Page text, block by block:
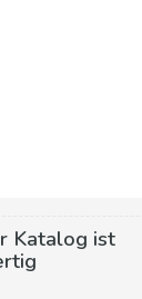
Katalog ist